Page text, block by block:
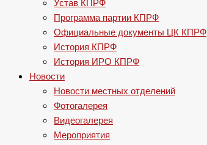
Устав КПРФ
Программа партии КПРФ
Официальные документы ЦК КПРФ
История КПРФ
История ИРО КПРФ
Новости
Новости местных отделений
Фотогалерея
Видеогалерея
Мероприятия